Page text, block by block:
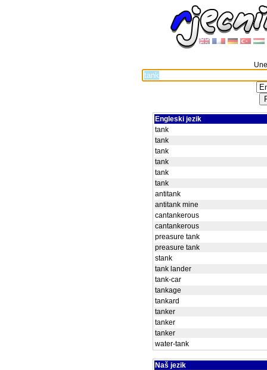
Engleski jezik
tank
tank
tank
tank
tank
tank
antitank
antitank mine
cantankerous
cantankerous
preasure tank
preasure tank
stank
tank lander
tank-car
tankage
tankard
tanker
tanker
tanker
water-tank
Naš jezik